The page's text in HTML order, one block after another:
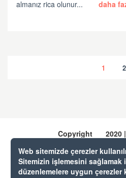
Web sitemizde çerezler
Sitemizin işlemesini sağlamak
düzenlemelere uygun çerezler
almanız rica olunur...
daha
1 2
Copyright 2020
Evrim Yazılım &